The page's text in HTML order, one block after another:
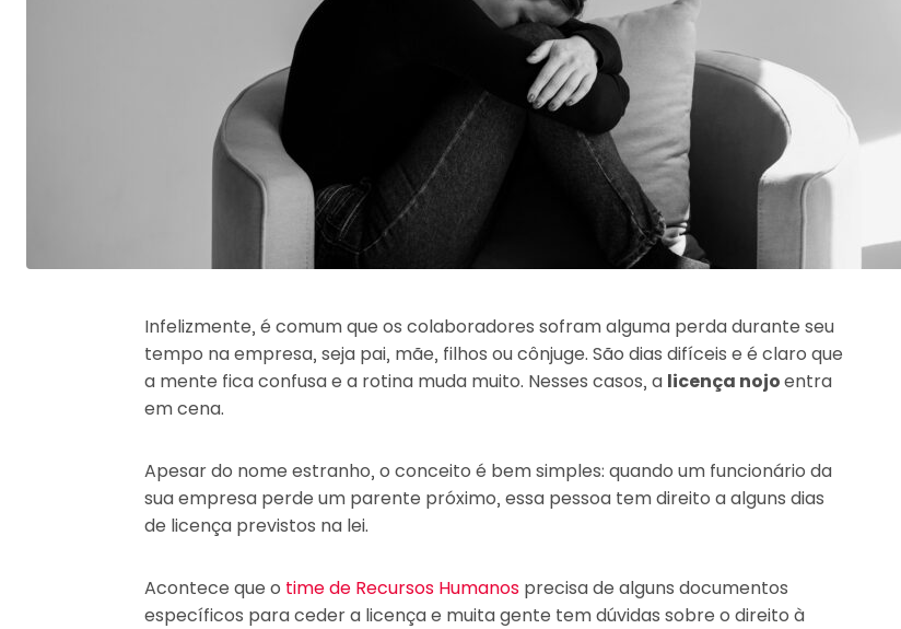
Infelizmente, é comum que os colaboradores sofram alguma perda durante seu
tempo na empresa, seja pai, mãe, filhos ou cônjuge. São dias difíceis e é claro que
a mente fica confusa e a rotina muda muito. Nesses casos, a licença nojoentra
em cena.
Apesar do nome estranho, o conceito é bem simples: quando um funcionário da
sua empresa perde um parente próximo, essa pessoa tem direito a alguns dias
de licença previstos na lei.
Acontece que o time de Recursos Humanos precisa de alguns documentos
específicos para ceder a licença e muita gente tem dúvidas sobre o direito à